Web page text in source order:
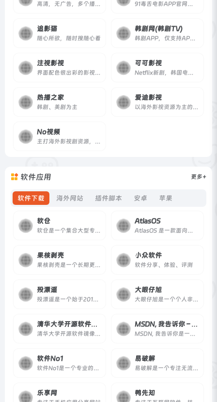
高清，无广告，多个播放源 91毒舌电影APP官网永久发布页
追影猫
随心所欲，随时搜随心看
韩剧网(韩剧TV)
韩剧APP，仅支持APP播放
注视影视
界面配色很出彩的影视网站
可可影视
Netflix新剧，韩国电影免费在线观看
热播之家
韩剧、美剧为主
爱迪影视
以海外影视资源为主的在线资源网站
No视频
主打海外影视剧资源，致力于最轻松的追剧体验
软件应用
软件下载 海外网站 插件脚本 安卓 苹果
更多+
软仓
软仓是一个集合大型专业软件的导航与下载网站，提供软件介绍和安装教程，覆盖 Adobe、AutoCAD、3ds Max 等专业软件，适合学生、设计师、工程师等用户。
AtlasOS
AtlasOS 是一款面向爱好者和游戏玩家的 Windows 优化系统，通过减少臃肿软件、提升性能和保护隐私，提供更流畅的 Windows 体验。
果核剥壳
果核剥壳是一个长期更新的综合科技网站，提供绿色软件、系统工具、效率应用与科技资讯，坚持分享真正有用、有价值的资源与观点。
小众软件
软件分享、体验、评测
殁漂遥
殁漂遥是一个始于2010年的软件资源分享网站，专注收藏与分享绿色便携免安装软件，所有资源经站长亲自使用后分享，注重安全与可用性。
大眼仔旭
大眼仔旭是一个个人非营利性软件分享网站，提供各类实用工具和软件资源下载，并发布汉化版本及教程内容。
清华大学开源软件镜像站
清华大学开源软件镜像站由清华大学 TUNA 协会运行维护，为国内和校内用户提供高质量的开源软件镜像和 Linux 镜像源服务，方便用户获取开源软件。
MSDN, 我告诉你 – 做一个安静的工具站
MSDN, 我告诉你是一个自2007年起运营的个人性质原版软件信息收录站点，提供微软Windows、Office、开发工具等原版镜像的索引与下载指引，适合需要纯净安装包的技术人员。
软件No1
软件No1是一个专业的软件信息发布网站，自2010年上线，专注于介绍各类优秀的免费软件、在线工具、软件使用技巧及优惠活动，内容以原创和翻译为主。
易破解
易破解是一个专注无流氓绿色软件分享、游戏下载、电脑技术、经验教程的网站，提供安全纯净的下载内容。
乐享网 鸭先知